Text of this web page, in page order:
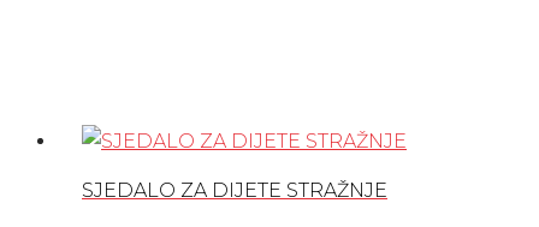
SJEDALO ZA DIJETE STRAŽNJE